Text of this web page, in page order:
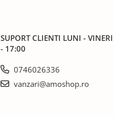
SUPORT CLIENTI LUNI -
- 17:00
0746026336
vanzari@amoshop.ro